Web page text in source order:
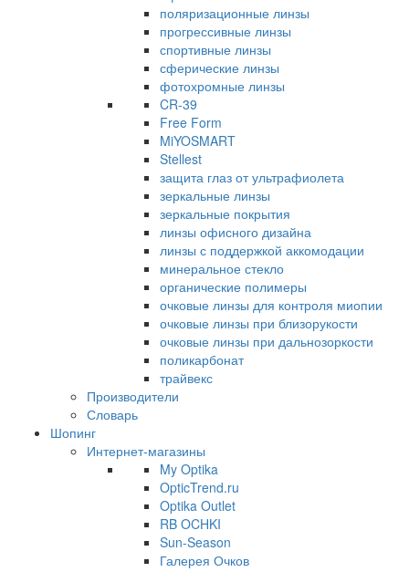
поляризационные линзы
прогрессивные линзы
спортивные линзы
сферические линзы
фотохромные линзы
CR-39
Free Form
MiYOSMART
Stellest
защита глаз от ультрафиолета
зеркальные линзы
зеркальные покрытия
линзы офисного дизайна
линзы с поддержкой аккомодации
минеральное стекло
органические полимеры
очковые линзы для контроля миопии
очковые линзы при близорукости
очковые линзы при дальнозоркости
поликарбонат
трайвекс
Производители
Словарь
Шопинг
Интернет-магазины
My Optika
OpticTrend.ru
Optika Outlet
RB OCHKI
Sun-Season
Галерея Очков